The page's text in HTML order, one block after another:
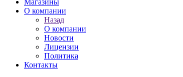
Магазины
О компании
Назад
О компании
Новости
Лицензии
Политика
Контакты